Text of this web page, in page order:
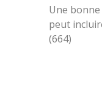
Une
peut
(664)